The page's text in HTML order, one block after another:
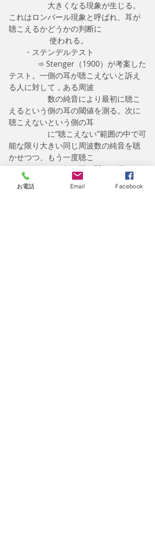
これはロンバール現象と呼ばれ、耳が
聴こえるかどうかの判断に
使われる。
・ステンデルテスト
➾ Stenger（1900）が考案した
テスト。一側の耳が聴こえないと訴え
る人に対して，ある周波
数の純音により最初に聴こ
えるという側の耳の閾値を測る。次に
聴こえないという側の耳
に“聴こえない”範囲の中で可
能な限り大きい同じ周波数の純音を聴
かせつつ、もう一度聴こ
える側の耳の閾値を測る。
被験者に同じ音を両耳に同時に聴かせ
たとき、強い方だけが聴こ
お電話 Email Facebook